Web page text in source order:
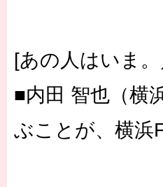
[あの人はいま
■内田 智也（横
ぶことが、横浜